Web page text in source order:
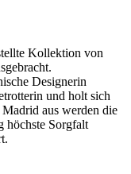
Kollektion von
Designerin
und holt sich
aus werden die
höchste Sorgfalt